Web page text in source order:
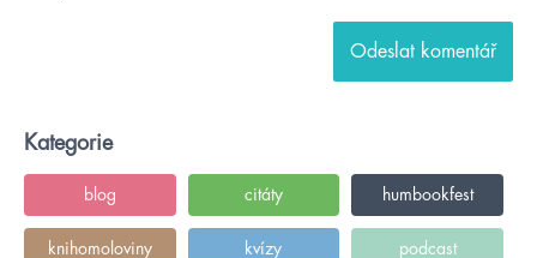
Kategorie
blog citáty humbookfest
knihomoloviny kvízy podcast